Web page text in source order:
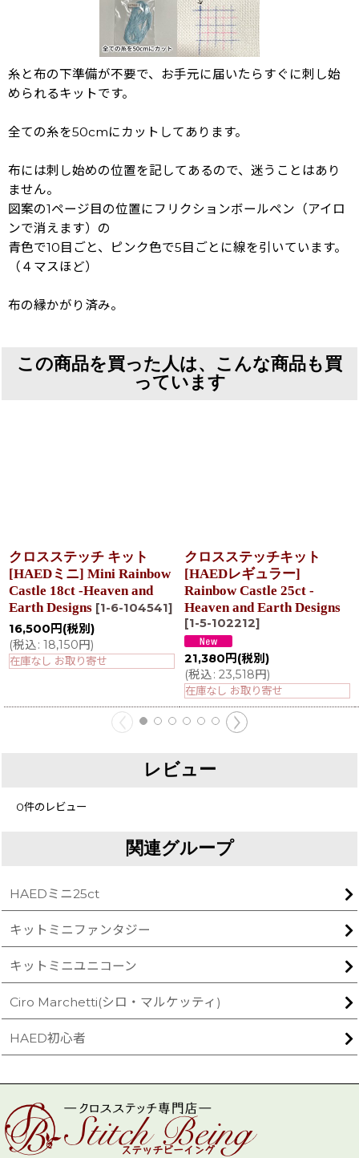
糸と布の下準備が不要で、お手元に届いたらすぐに刺し始
められるキットです。
全ての糸を50cmにカットしてあります。
布には刺し始めの位置を記してあるので、迷うことはあり
ません。
図案の1ページ目の位置にフリクションボールペン（アイロ
ンで消えます）の
青色で10目ごと、ピンク色で5目ごとに線を引いています。
（４マスほど）
布の縁かがり済み。
この商品を買った人は、こんな商品も買
っています
クロスステッチ キット
[HAEDミニ] Mini Rainbow
Castle 18ct -Heaven and
Earth Designs [1-6-104541]
16,500 円 (税別)
(税込: 18,150円)
在庫なし お取り寄せ
クロスステッチキット
[HAEDレギュラー]
Rainbow Castle 25ct -
Heaven and Earth Designs
[1-5-102212]
21,380 円 (税別)
(税込: 23,518円)
在庫なし お取り寄せ
レビュー
0件のレビュー
関連グループ
HAEDミニ25ct
キットミニファンタジー
キットミニユニコーン
Ciro Marchetti(シロ・マルケッティ)
HAED初心者